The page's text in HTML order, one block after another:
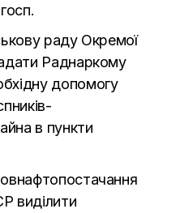
раду Окремої
Раднаркому
допомогу
в пункти
виділити